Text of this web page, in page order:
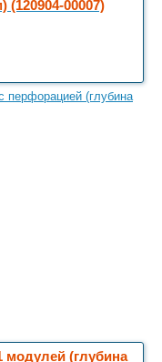
(глубина